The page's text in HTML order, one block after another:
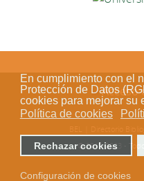
En cumplimiento con el
Protección de Datos
cookies para mejorar su
Política de cookies
Rechazar cookies
Configuración de cookies
Acceso
© 2018-2023 -